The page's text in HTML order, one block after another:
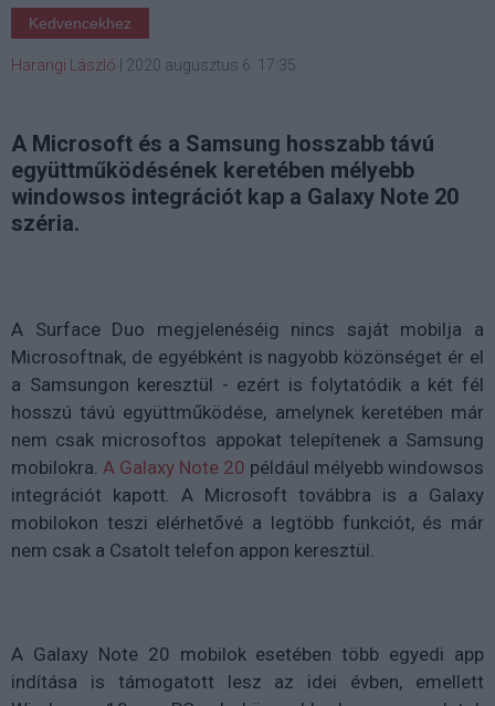
Kedvencekhez
Harangi László 2020 augusztus 6. 17:35
A Microsoft és a Samsung hosszabb távú
együttműködésének keretében mélyebb
windowsos integrációt kap a Galaxy Note 20
széria.
A Surface Duo megjelenéséig nincs saját mobilja a
Microsoftnak, de egyébként is nagyobb közönséget ér el
a Samsungon keresztül - ezért is folytatódik a két fél
hosszú távú együttműködése, amelynek keretében már
nem csak microsoftos appokat telepítenek a Samsung
mobilokra. A Galaxy Note 20 például mélyebb windowsos
integrációt kapott. A Microsoft továbbra is a Galaxy
mobilokon teszi elérhetővé a legtöbb funkciót, és már
nem csak a Csatolt telefon appon keresztül.
A Galaxy Note 20 mobilok esetében több egyedi app
indítása is támogatott lesz az idei évben, emellett